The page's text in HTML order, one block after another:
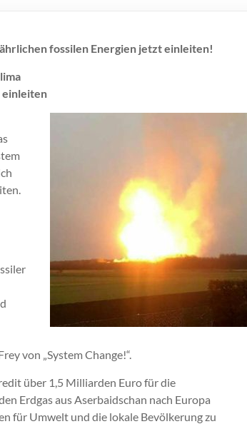
fossilen Energien jetzt einleiten!
einleiten
von „System Change!“.
über 1,5 Milliarden Euro für die
Erdgas aus Aserbaidschan nach Europa
für Umwelt und die lokale Bevölkerung zu